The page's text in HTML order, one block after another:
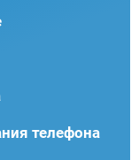
телефона